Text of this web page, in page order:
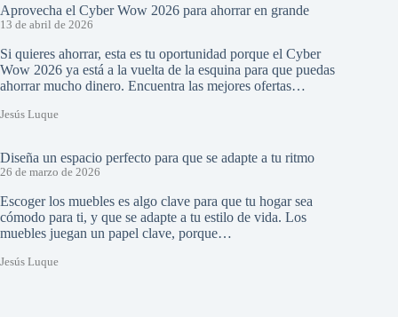
Aprovecha el Cyber Wow 2026 para ahorrar en grande
13 de abril de 2026
Si quieres ahorrar, esta es tu oportunidad porque el Cyber
Wow 2026 ya está a la vuelta de la esquina para que puedas
ahorrar mucho dinero. Encuentra las mejores ofertas…
Jesús Luque
Diseña un espacio perfecto para que se adapte a tu ritmo
26 de marzo de 2026
Escoger los muebles es algo clave para que tu hogar sea
cómodo para ti, y que se adapte a tu estilo de vida. Los
muebles juegan un papel clave, porque…
Jesús Luque